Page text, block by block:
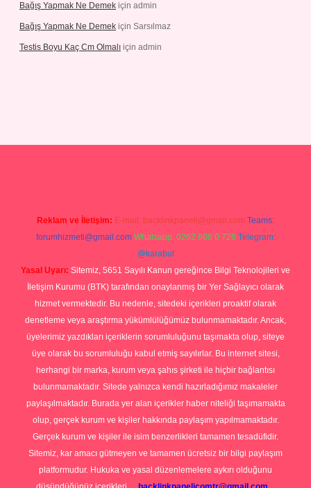
Bağış Yapmak Ne Demek için admin
Bağış Yapmak Ne Demek için Sarsılmaz
Testis Boyu Kaç Cm Olmalı için admin
Reklam ve İletişim: E-mail: backlinkpaneli@gmail.com Teams:
forumhizmeti@gmail.com Whatsapp: 0262 606 0 726 Telegram:
@karabul
Yasal Uyarı: Sitemiz, 5651 Sayılı Kanun gereğince Bilgi Teknolojileri ve
İletişim Kurumu (BTK) tarafından onaylanmış bir Yer Sağlayıcı olarak
hizmet vermektedir. Bu nedenle, sitedeki içerikleri proaktif olarak
denetleme veya araştırma yükümlülüğümüz bulunmamaktadır. Ancak,
üyelerimiz yazdıkları içeriklerin sorumluluğunu taşımakta olup, siteye
üye olarak bu sorumluluğu kabul etmiş sayılırlar. Bu internet sitesi,
herhangi bir marka, kurum veya şahıs şirketi ile hiçbir bağlantısı
bulunmamaktadır. Sitede yalnızca kendi hazırladığımız makaleler
paylaşılmaktadır. Burada yer alan içerikler haber niteliği taşımamakta
olup, gerçek kurum ve kişiler hakkında paylaşım yapılmamaktadır.
Gerçek kurum ve kişiler ile isim benzerlikleri tamamen tesadüfidir.
Sitemiz, kar amacı gütmeyen ve tamamen ücretsiz bir bilgi paylaşım
platformudur. Hukuka ve yasal düzenlemelere aykırı olduğunu